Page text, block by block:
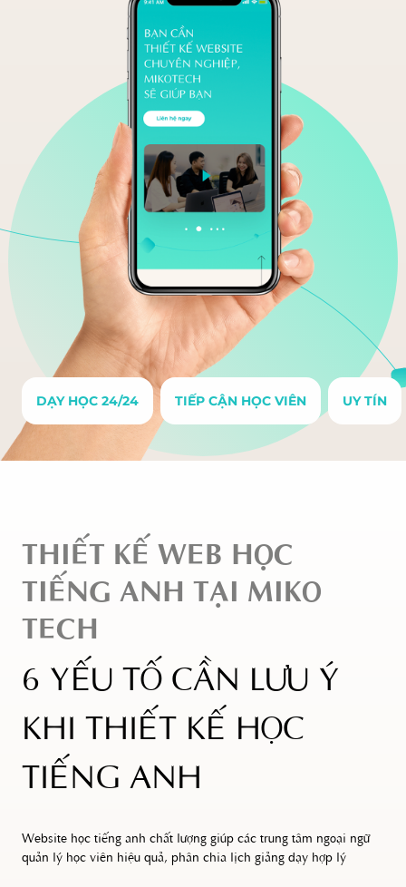
DẠY HỌC 24/24 TIẾP CẬN HỌC VIÊN UY TÍN
THIẾT KẾ WEB HỌC
TIẾNG ANH TẠI MIKO
TECH
6 YẾU TỐ CẦN LƯU Ý
KHI THIẾT KẾ HỌC
TIẾNG ANH
Website học tiếng anh chất lượng giúp các trung tâm ngoại ngữ
quản lý học viên hiệu quả, phân chia lịch giảng dạy hợp lý